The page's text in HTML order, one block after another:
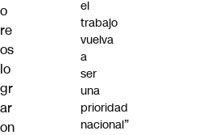
o
re
os
lo
gr
ar
on
el
trabajo
vuelva
a
ser
una
prioridad
nacional”